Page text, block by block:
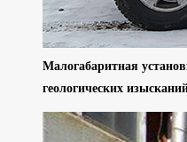
Малогабаритная
геологических